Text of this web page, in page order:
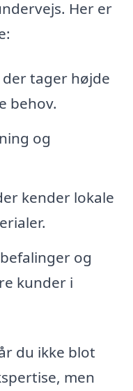
Her er
der tager højde
behov.
og
kender lokale
og
kunder i
du ikke blot
men